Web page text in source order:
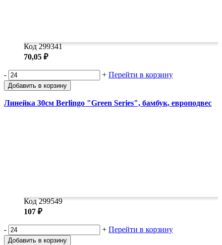
Код 299341
70,05 ₽
- + Перейти в корзину
Добавить в корзину
Линейка 30см Berlingo "Green Series", бамбук, европодвес
Код 299549
107 ₽
- + Перейти в корзину
Добавить в корзину